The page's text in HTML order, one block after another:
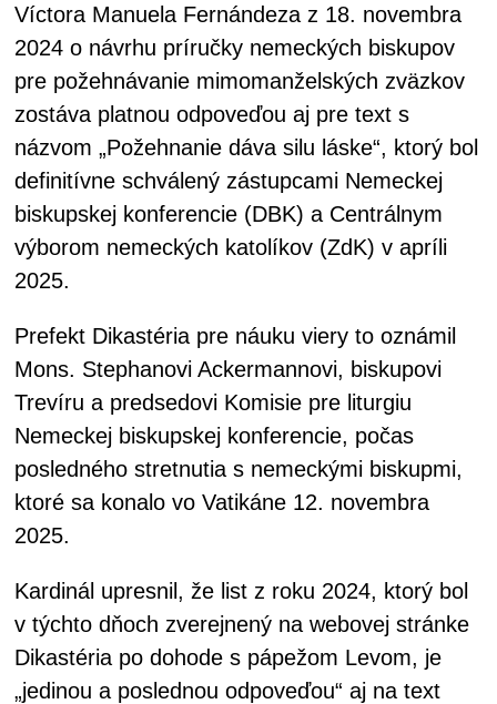
Víctora Manuela Fernándeza z 18. novembra
2024 o návrhu príručky nemeckých biskupov
pre požehnávanie mimomanželských zväzkov
zostáva platnou odpoveďou aj pre text s
názvom „Požehnanie dáva silu láske“, ktorý bol
definitívne schválený zástupcami Nemeckej
biskupskej konferencie (DBK) a Centrálnym
výborom nemeckých katolíkov (ZdK) v apríli
2025.
Prefekt Dikastéria pre náuku viery to oznámil
Mons. Stephanovi Ackermannovi, biskupovi
Trevíru a predsedovi Komisie pre liturgiu
Nemeckej biskupskej konferencie, počas
posledného stretnutia s nemeckými biskupmi,
ktoré sa konalo vo Vatikáne 12. novembra
2025.
Kardinál upresnil, že list z roku 2024, ktorý bol
v týchto dňoch zverejnený na webovej stránke
Dikastéria po dohode s pápežom Levom, je
„jedinou a poslednou odpoveďou“ aj na text